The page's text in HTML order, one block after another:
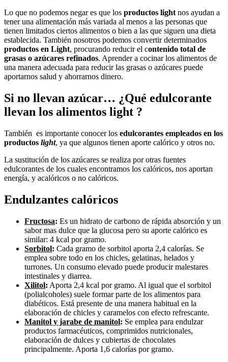
Lo que no podemos negar es que los productos light nos ayudan a
tener una alimentación más variada al menos a las personas que
tienen limitados ciertos alimentos o bien a las que siguen una dieta
establecida. También nosotros podemos convertir determinados
productos en Light, procurando reducir el contenido total de
grasas o azúcares refinados. Aprender a cocinar los alimentos de
una manera adecuada para reducir las grasas o azúcares puede
aportarnos salud y ahorrarnos dinero.
Si no llevan azúcar… ¿Qué edulcorante
llevan los alimentos light ?
También es importante conocer los edulcorantes empleados en los
productos light, ya que algunos tienen aporte calórico y otros no.
La sustitución de los azúcares se realiza por otras fuentes
edulcorantes de los cuales encontramos los calóricos, nos aportan
energía, y acalóricos o no calóricos.
Endulzantes calóricos
Fructosa: Es un hidrato de carbono de rápida absorción y un
sabor mas dulce que la glucosa pero su aporte calórico es
similar: 4 kcal por gramo.
Sorbitol: Cada gramo de sorbitol aporta 2,4 calorías. Se
emplea sobre todo en los chicles, gelatinas, helados y
turrones. Un consumo elevado puede producir malestares
intestinales y diarrea.
Xilitol: Aporta 2,4 kcal por gramo. Al igual que el sorbitol
(polialcoholes) suele formar parte de los alimentos para
diabéticos. Está presente de una manera habitual en la
elaboración de chicles y caramelos con efecto refrescante.
Manitol y jarabe de manitol: Se emplea para endulzar
productos farmacéuticos, comprimidos nutricionales,
elaboración de dulces y cubiertas de chocolates
principalmente. Aporta 1,6 calorías por gramo.